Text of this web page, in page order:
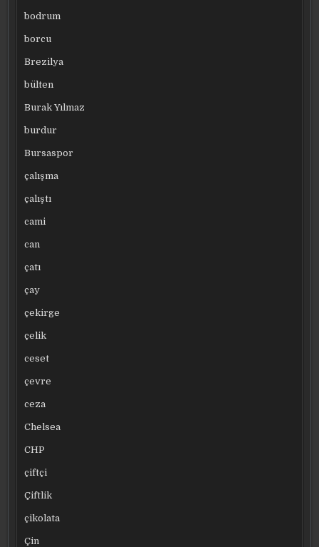
bodrum
borcu
Brezilya
bülten
Burak Yılmaz
burdur
Bursaspor
çalışma
çalıştı
cami
can
çatı
çay
çekirge
çelik
ceset
çevre
ceza
Chelsea
CHP
çiftçi
Çiftlik
çikolata
Çin